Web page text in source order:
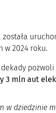
w 2024 roku.
3 mln aut
w dziedzinie